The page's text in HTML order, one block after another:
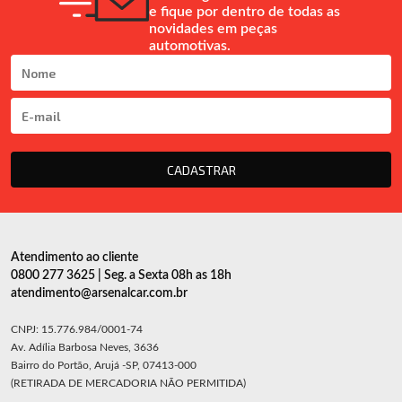
e fique por dentro de todas as
novidades em peças
automotivas.
CADASTRAR
Atendimento ao cliente
0800 277 3625 | Seg. a Sexta 08h as 18h
atendimento@arsenalcar.com.br
CNPJ: 15.776.984/0001-74
Av. Adília Barbosa Neves, 3636
Bairro do Portão, Arujá -SP, 07413-000
(RETIRADA DE MERCADORIA NÃO PERMITIDA)